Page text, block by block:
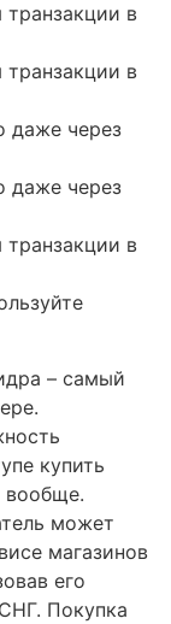
в
в
даже через
даже через
в
– самый
купить
вообще.
может
магазинов
его
Покупка